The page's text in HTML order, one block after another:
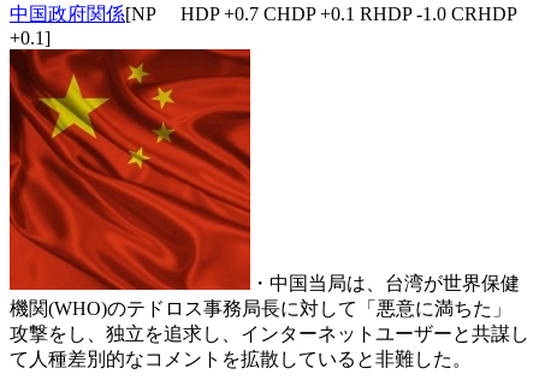
中国政府関係[NP HDP +0.7 CHDP +0.1 RHDP -1.0 CRHDP
+0.1]
・中国当局は、台湾が世界保健
機関(WHO)のテドロス事務局長に対して「悪意に満ちた」
攻撃をし、独立を追求し、インターネットユーザーと共謀し
て人種差別的なコメントを拡散していると非難した。